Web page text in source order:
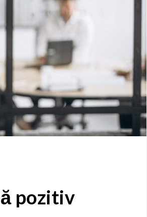
pozitiv